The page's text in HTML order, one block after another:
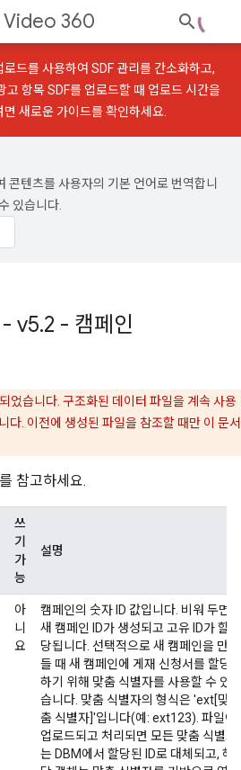
Video 360
로드를 사용하여 SDF 관리를 간소화하고,
고 항목 SDF를 업로드할 때 업로드 시간을
새로운 가이드를 확인하세요.
콘텐츠를 사용자의 기본 언어로 번역합니
있습니다.
- v5.2 - 캠페인
었습니다. 구조화된 데이터 파일을 계속 사용
다. 이전에 생성된 파일을 참조할 때만 이 문서
를 참고하세요.
쓰
기
가
능
설명
아
니
요
캠페인의 숫자 ID 값입니다. 비워 두면
새 캠페인 ID가 생성되고 고유 ID가 할
당됩니다. 선택적으로 새 캠페인을 만
들 때 새 캠페인에 게재 신청서를 할당
하기 위해 맞춤 식별자를 사용할 수 있
습니다. 맞춤 식별자의 형식은 'ext[맞
춤 식별자]'입니다(예: ext123). 파일이
업로드되고 처리되면 모든 맞춤 식별자
는 DBM에서 할당된 ID로 대체되고, 해